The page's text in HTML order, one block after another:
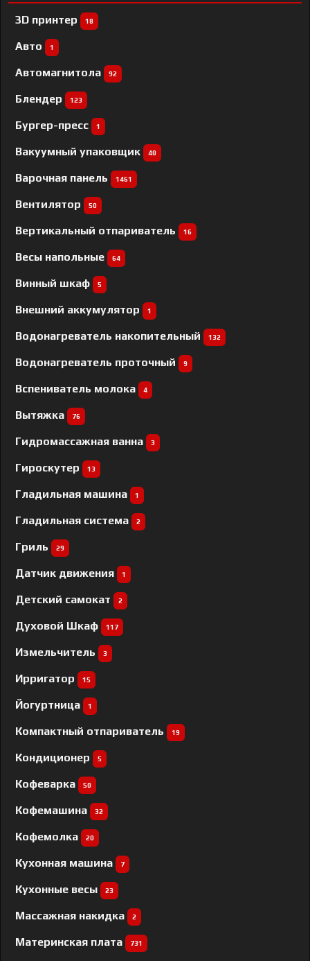
3D принтер 18
Авто 1
Автомагнитола 92
Блендер 123
Бургер-пресс 1
Вакуумный упаковщик 40
Варочная панель 1461
Вентилятор 50
Вертикальный отпариватель 16
Весы напольные 64
Винный шкаф 5
Внешний аккумулятор 1
Водонагреватель накопительный 132
Водонагреватель проточный 9
Вспениватель молока 4
Вытяжка 76
Гидромассажная ванна 3
Гироскутер 13
Гладильная машина 1
Гладильная система 2
Гриль 29
Датчик движения 1
Детский самокат 2
Духовой Шкаф 117
Измельчитель 3
Ирригатор 15
Йогуртница 1
Компактный отпариватель 19
Кондиционер 5
Кофеварка 50
Кофемашина 32
Кофемолка 20
Кухонная машина 7
Кухонные весы 23
Массажная накидка 2
Материнская плата 731